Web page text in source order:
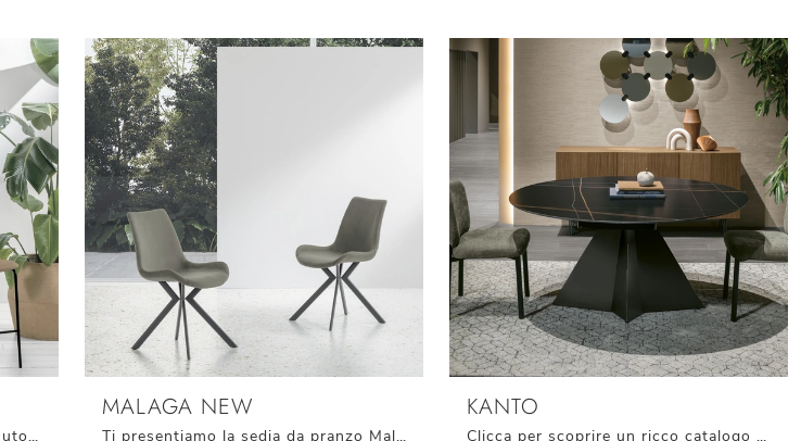
Cerchi una sedia da cucina in tessuto? Clicca e scopri il modello Osaka SG di Target Point per ultimare i tuoi spazi al meglio.
MALAGA NEW
Ti presentiamo la sedia da pranzo Malaga New per ambientazioni design, tra le più esclusive Sedie fisse di Target Point.
KANTO
Clicca per scoprire un ricco catalogo di sedie fisse per stanze moderne: il modello Kanto di Target Point ti sta aspettando!